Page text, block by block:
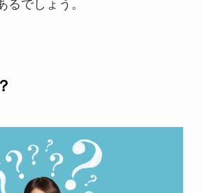
るでしょう。